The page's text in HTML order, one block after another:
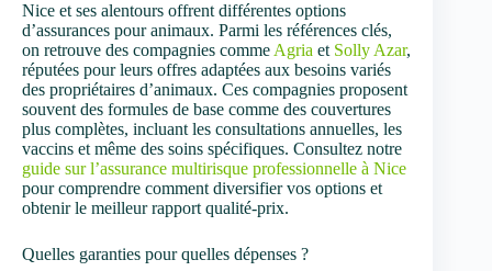
Nice et ses alentours offrent différentes options
d’assurances pour animaux. Parmi les références clés,
on retrouve des compagnies comme Agria et Solly Azar,
réputées pour leurs offres adaptées aux besoins variés
des propriétaires d’animaux. Ces compagnies proposent
souvent des formules de base comme des couvertures
plus complètes, incluant les consultations annuelles, les
vaccins et même des soins spécifiques. Consultez notre
guide sur l’assurance multirisque professionnelle à Nice
pour comprendre comment diversifier vos options et
obtenir le meilleur rapport qualité-prix.
Quelles garanties pour quelles dépenses ?